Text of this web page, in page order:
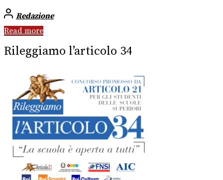
Redazione
Read more
Rileggiamo l’articolo 34